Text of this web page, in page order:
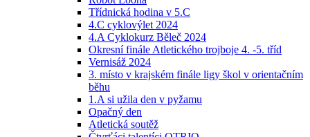
Třídnická hodina v 5.C
4.C cyklovýlet 2024
4.A Cyklokurz Běleč 2024
Okresní finále Atletického trojboje 4. -5. tříd
Vernisáž 2024
3. místo v krajském finále ligy škol v orientačním
běhu
1.A si užila den v pyžamu
Opačný den
Atletická soutěž